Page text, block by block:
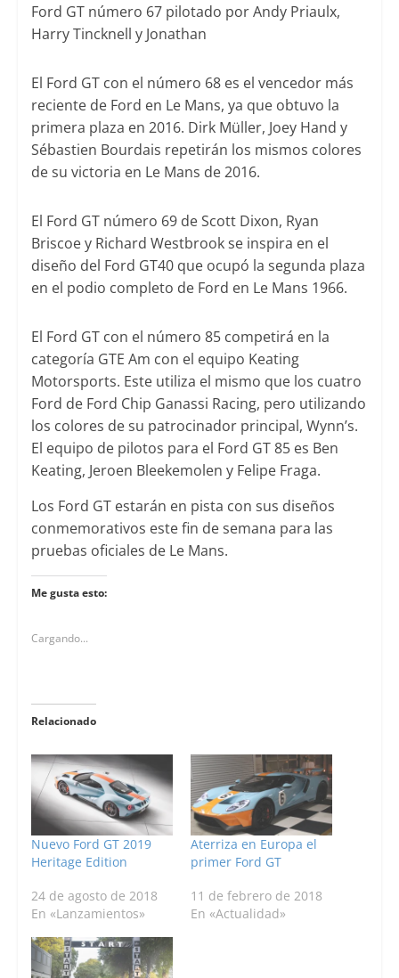
Ford GT número 67 pilotado por Andy Priaulx,
Harry Tincknell y Jonathan
El Ford GT con el número 68 es el vencedor más
reciente de Ford en Le Mans, ya que obtuvo la
primera plaza en 2016. Dirk Müller, Joey Hand y
Sébastien Bourdais repetirán los mismos colores
de su victoria en Le Mans de 2016.
El Ford GT número 69 de Scott Dixon, Ryan
Briscoe y Richard Westbrook se inspira en el
diseño del Ford GT40 que ocupó la segunda plaza
en el podio completo de Ford en Le Mans 1966.
El Ford GT con el número 85 competirá en la
categoría GTE Am con el equipo Keating
Motorsports. Este utiliza el mismo que los cuatro
Ford de Ford Chip Ganassi Racing, pero utilizando
los colores de su patrocinador principal, Wynn’s.
El equipo de pilotos para el Ford GT 85 es Ben
Keating, Jeroen Bleekemolen y Felipe Fraga.
Los Ford GT estarán en pista con sus diseños
conmemorativos este fin de semana para las
pruebas oficiales de Le Mans.
Me gusta esto:
Cargando...
Relacionado
Nuevo Ford GT 2019
Heritage Edition
24 de agosto de 2018
En «Lanzamientos»
Aterriza en Europa el
primer Ford GT
11 de febrero de 2018
En «Actualidad»